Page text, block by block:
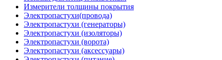
Измерители толщины покрытия
Электропастухи(провода)
Электропастухи (генераторы)
Электропастухи (изоляторы)
Электропастухи (ворота)
Электропастухи (аксессуары)